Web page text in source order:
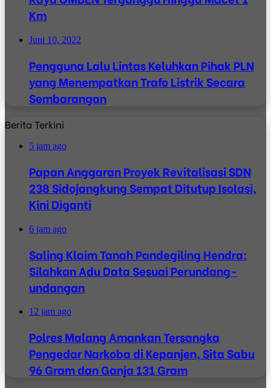
Km
Juni 10, 2022
Pengguna Lalu Lintas Keluhkan Pihak PLN
yang Menempatkan Trafo Listrik Secara
Sembarangan
Berita Terkini
5 jam ago
Papan Anggaran Proyek Revitalisasi SDN
238 Sidojangkung Sempat Ditutup Isolasi,
Kini Diganti
6 jam ago
Saling Klaim Tanah Pandegiling Hendra:
Silahkan Adu Data Sesuai Perundang-
undangan
12 jam ago
Polres Malang Amankan Tersangka
Pengedar Narkoba di Kepanjen, Sita Sabu
96 Gram dan Ganja 131 Gram